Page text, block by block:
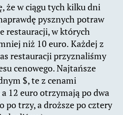
że w ciągu tych kilku dni
pysznych potraw
restauracji, w których
niż 10 euro. Każdej z
restauracji przyznaliśmy
cenowego. Najtańsze
$, te z cenami
12 euro otrzymają po dwa
po trzy, a droższe po cztery